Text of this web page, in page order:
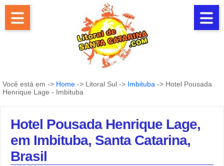
Você está em -> Home -> Litoral Sul -> Imbituba -> Hotel Pousada
Henrique Lage - Imbituba
Hotel Pousada Henrique Lage,
em Imbituba, Santa Catarina,
Brasil